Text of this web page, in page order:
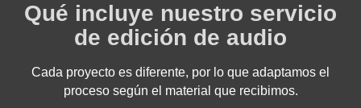
Qué incluye nuestro servicio
de edición de audio
Cada proyecto es diferente, por lo que adaptamos el
proceso según el material que recibimos.